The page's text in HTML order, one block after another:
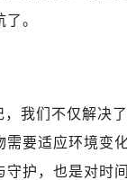
。
我们不仅解决
需要适应环境变
护，也是对时